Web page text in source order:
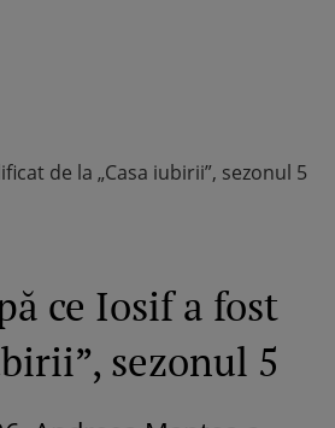
de la „Casa iubirii”, sezonul 5
ce Iosif a fost
sezonul 5